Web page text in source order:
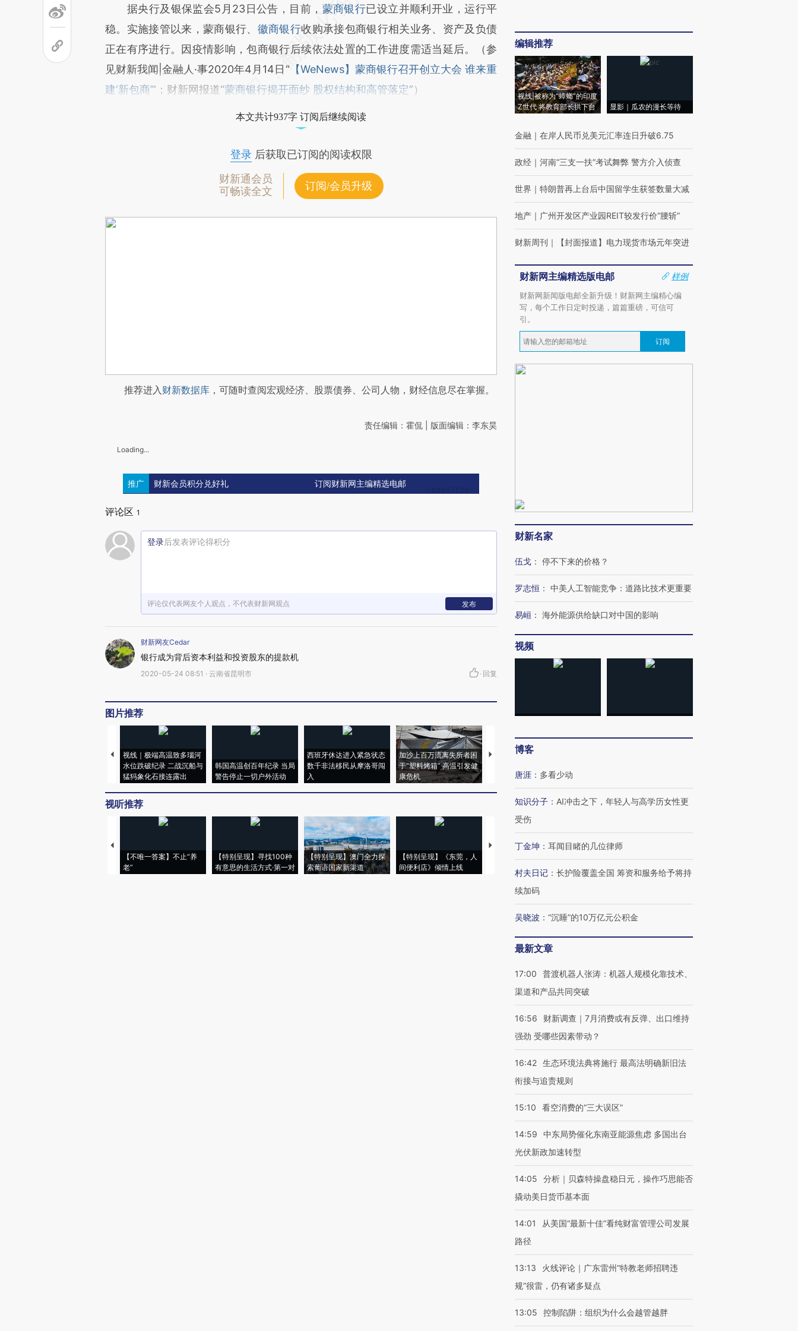
据央行及银保监会5月23日公告，目前， 蒙商银行已设立并顺利开业，运行平
稳。实施接管以来，蒙商银行、 徽商银行收购承接包商银行相关业务、资产及负债
正在有序进行。因疫情影响，包商银行后续依法处置的工作进度需适当延后。（参
见财新我闻|金融人·事2020年4月14日“【WeNews】蒙商银行召开创立大会 谁来重
建‘新包商’”；财新网报道“蒙商银行揭开面纱 股权结构和高管落定”）
本文共计937字 订阅后继续阅读
登录后获取已订阅的阅读权限
财新通会员
可畅读全文
订阅/会员升级
推荐进入财新数据库 ，可随时查阅宏观经济、股票债券、公司人物，财经信息尽在掌握。
责任编辑：霍侃 | 版面编辑：李东昊
Loading...
推广 财新会员积分兑好礼 订阅财新网主编精选电邮
评论区 1
登录后发表评论得积分
评论仅代表网友个人观点，不代表财新网观点 发布
财新网友Cedar
银行成为背后资本利益和投资股东的提款机
2020-05-24 08:51 · 云南省昆明市 · 回复
图片推荐
视线｜极端高温致多瑙河
水位跌破纪录 二战沉船与
猛犸象化石接连露出
韩国高温创百年纪录 当局
警告停止一切户外活动
西班牙休达进入紧急状态
数千非法移民从摩洛哥闯
入
加沙上百万流离失所者困
于“塑料烤箱” 高温引发健
康危机
马航飞行员跨国走私7万
视听推荐
【不唯一答案】不止“养
老”
【特别呈现】寻找100种
有意思的生活方式·第一对
【特别呈现】澳门全力探
索葡语国家新渠道
【特别呈现】《东莞，人
间便利店》倾情上线
【推广】走进第四届链博
有意思的生活方式·第三对
住三大增长引擎是什么？
编辑推荐
视线|被称为“蟑螂”的印度
Z世代 将教育部长拱下台
显影｜瓜农的漫长等待
金融 ｜ 在岸人民币兑美元汇率连日升破6.75
政经 ｜ 河南“三支一扶”考试舞弊 警方介入侦查
世界 ｜ 特朗普再上台后中国留学生获签数量大减
地产 ｜ 广州开发区产业园REIT较发行价“腰斩”
财新周刊 ｜ 【封面报道】电力现货市场元年突进
财新网主编精选版电邮
样例
财新网新闻版电邮全新升级！财新网主编精心编
写，每个工作日定时投递，篇篇重磅，可信可
引。
订阅
财新名家
伍戈 ： 停不下来的价格？
罗志恒 ： 中美人工智能竞争：道路比技术更重要
易峘 ： 海外能源供给缺口对中国的影响
视频
博客
唐涯 ： 多看少动
知识分子 ： AI冲击之下，年轻人与高学历女性更
受伤
丁金坤 ： 耳闻目睹的几位律师
村夫日记 ： 长护险覆盖全国 筹资和服务给予将持
续加码
吴晓波 ： “沉睡”的10万亿元公积金
最新文章
17:00
普渡机器人张涛：机器人规模化靠技术、
渠道和产品共同突破
16:56
财新调查｜7月消费或有反弹、出口维持
强劲 受哪些因素带动？
16:42 生态环境法典将施行 最高法明确新旧法
衔接与追责规则
15:10 看空消费的“三大误区”
14:59
中东局势催化东南亚能源焦虑 多国出台
光伏新政加速转型
14:05
分析｜贝森特操盘稳日元，操作巧思能否
撬动美日货币基本面
14:01
从美国“最新十佳”看纯财富管理公司发展
路径
13:13
火线评论｜广东雷州“特教老师招聘违
规”很雷，仍有诸多疑点
13:05 控制陷阱：组织为什么会越管越胖